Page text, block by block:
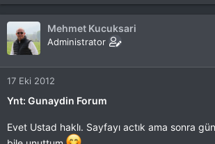
Mehmet Kucuksari
Administrator
17 Eki 2012
Ynt: Gunaydin Forum
Evet Ustad haklı. Sayfayı actık ama sonra